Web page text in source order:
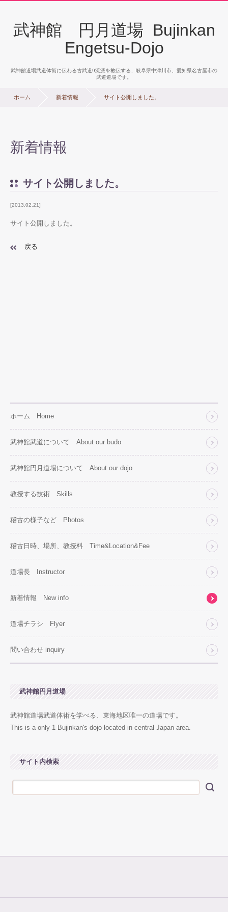
武神館 円月道場 Bujinkan
Engetsu-Dojo
武神館道場武道体術に伝わる古武道9流派を教伝する、岐阜県中津川市、愛知県名古屋市の
武道道場です。
ホーム 新着情報 サイト公開しました。
新着情報
2013.02.21
サイト公開しました。
サイト公開しました。
戻る
ホーム Home
武神館武道について About our budo
武神館円月道場について About our dojo
教授する技術 Skills
稽古の様子など Photos
稽古日時、場所、教授料 Time&Location&Fee
道場長 Instructor
新着情報 New info
道場チラシ Flyer
問い合わせ inquiry
武神館円月道場
武神館道場武道体術を学べる、東海地区唯一の道場です。
This is a only 1 Bujinkan's dojo located in central Japan area.
サイト内検索